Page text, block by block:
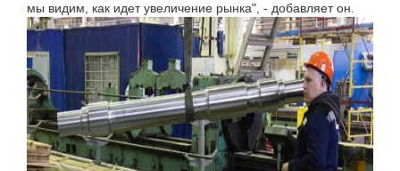
мы видим, как идет увеличение рынка", - добавляет он.